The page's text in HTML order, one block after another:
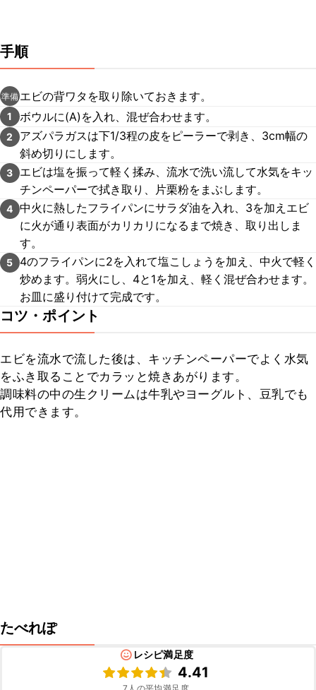
手順
準備 エビの背ワタを取り除いておきます。
1 ボウルに(A)を入れ、混ぜ合わせます。
2
アズパラガスは下1/3程の皮をピーラーで剥き、3cm幅の
斜め切りにします。
3
エビは塩を振って軽く揉み、流水で洗い流して水気をキッ
チンペーパーで拭き取り、片栗粉をまぶします。
4 中火に熱したフライパンにサラダ油を入れ、3を加えエビ
に火が通り表面がカリカリになるまで焼き、取り出しま
す。
5
4のフライパンに2を入れて塩こしょうを加え、中火で軽く
炒めます。弱火にし、4と1を加え、軽く混ぜ合わせます。
お皿に盛り付けて完成です。
コツ・ポイント
エビを流水で流した後は、キッチンペーパーでよく水気
をふき取ることでカラッと焼きあがります。
調味料の中の生クリームは牛乳やヨーグルト、豆乳でも
代用できます。
たべれぽ
レシピ満足度
4.41